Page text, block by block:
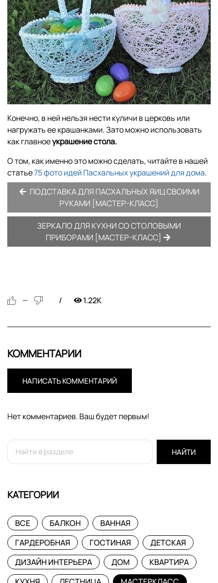
Конечно, в ней нельзя нести куличи в церковь или
нагружать ее крашанками. Зато можно использовать
как главноеукрашение стола.
О том, как именно это можно сделать, читайте в нашей
статье75 фото идей Пасхальных украшений для дома.
ПОДСТАВКА ДЛЯ ПАСХАЛЬНЫХ ЯИЦ СВОИМИ
РУКАМИ [МАСТЕР-КЛАСС]
ЗЕРКАЛО ДЛЯ КУХНИ СО СТОЛОВЫМИ
ПРИБОРАМИ [МАСТЕР-КЛАСС]
— 1.22K
КОММЕНТАРИИ
НАПИСАТЬ КОММЕНТАРИЙ
Нет комментариев. Ваш будет первым!
НАЙТИ
КАТЕГОРИИ
ВСЕ БАЛКОН
ВАННАЯ
ГАРДЕРОБНАЯ
ГОСТИНАЯ
ДЕТСКАЯ
ДИЗАЙН ИНТЕРЬЕРА
ДОМ
КВАРТИРА